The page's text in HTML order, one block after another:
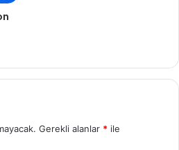
Gerekli alanlar * ile